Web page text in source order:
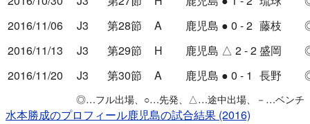
2016/11/06
J3 第28節 A 鹿児島 ● 0 - 2 藤枝
2016/11/13
J3 第29節 H 鹿児島 △ 2 - 2 盛岡
2016/11/20
J3 第30節 A 鹿児島 ● 0 - 1 長野
◎…フル出場、 ○…先発、 △…途中出場、 － …ベンチ
水本勝成のプロフィール鹿児島の試合結果 (2016)